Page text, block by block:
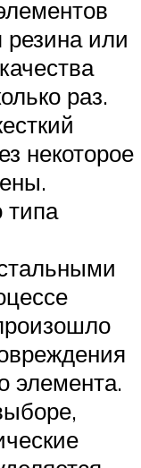
резина или
раз.
некоторое
типа
элемента.